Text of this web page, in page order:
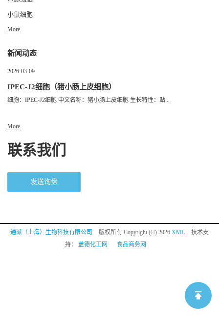
小鼠细胞
More
新闻动态
2026-03-09
IPEC-J2细胞（猪小肠上皮细胞）
细胞：IPEC-J2细胞 中文名称：猪小肠上皮细胞 生长特性：贴...
More
联系我们
发送询盘
通派（上海）生物科技有限公司 版权所有 Copyright (©) 2026 XML
技术支
持： 盖德化工网 食品商务网